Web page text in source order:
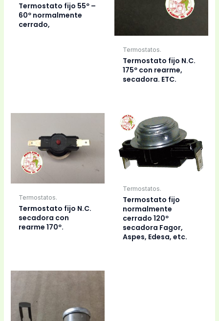
Termostato fijo 55º –
60º normalmente
cerrado,
Termostatos.
Termostato fijo N.C.
175º con rearme,
secadora. ETC.
Termostatos.
Termostato fijo N.C.
secadora con
rearme 170º.
Termostatos.
Termostato fijo
normalmente
cerrado 120º
secadora Fagor,
Aspes, Edesa, etc.